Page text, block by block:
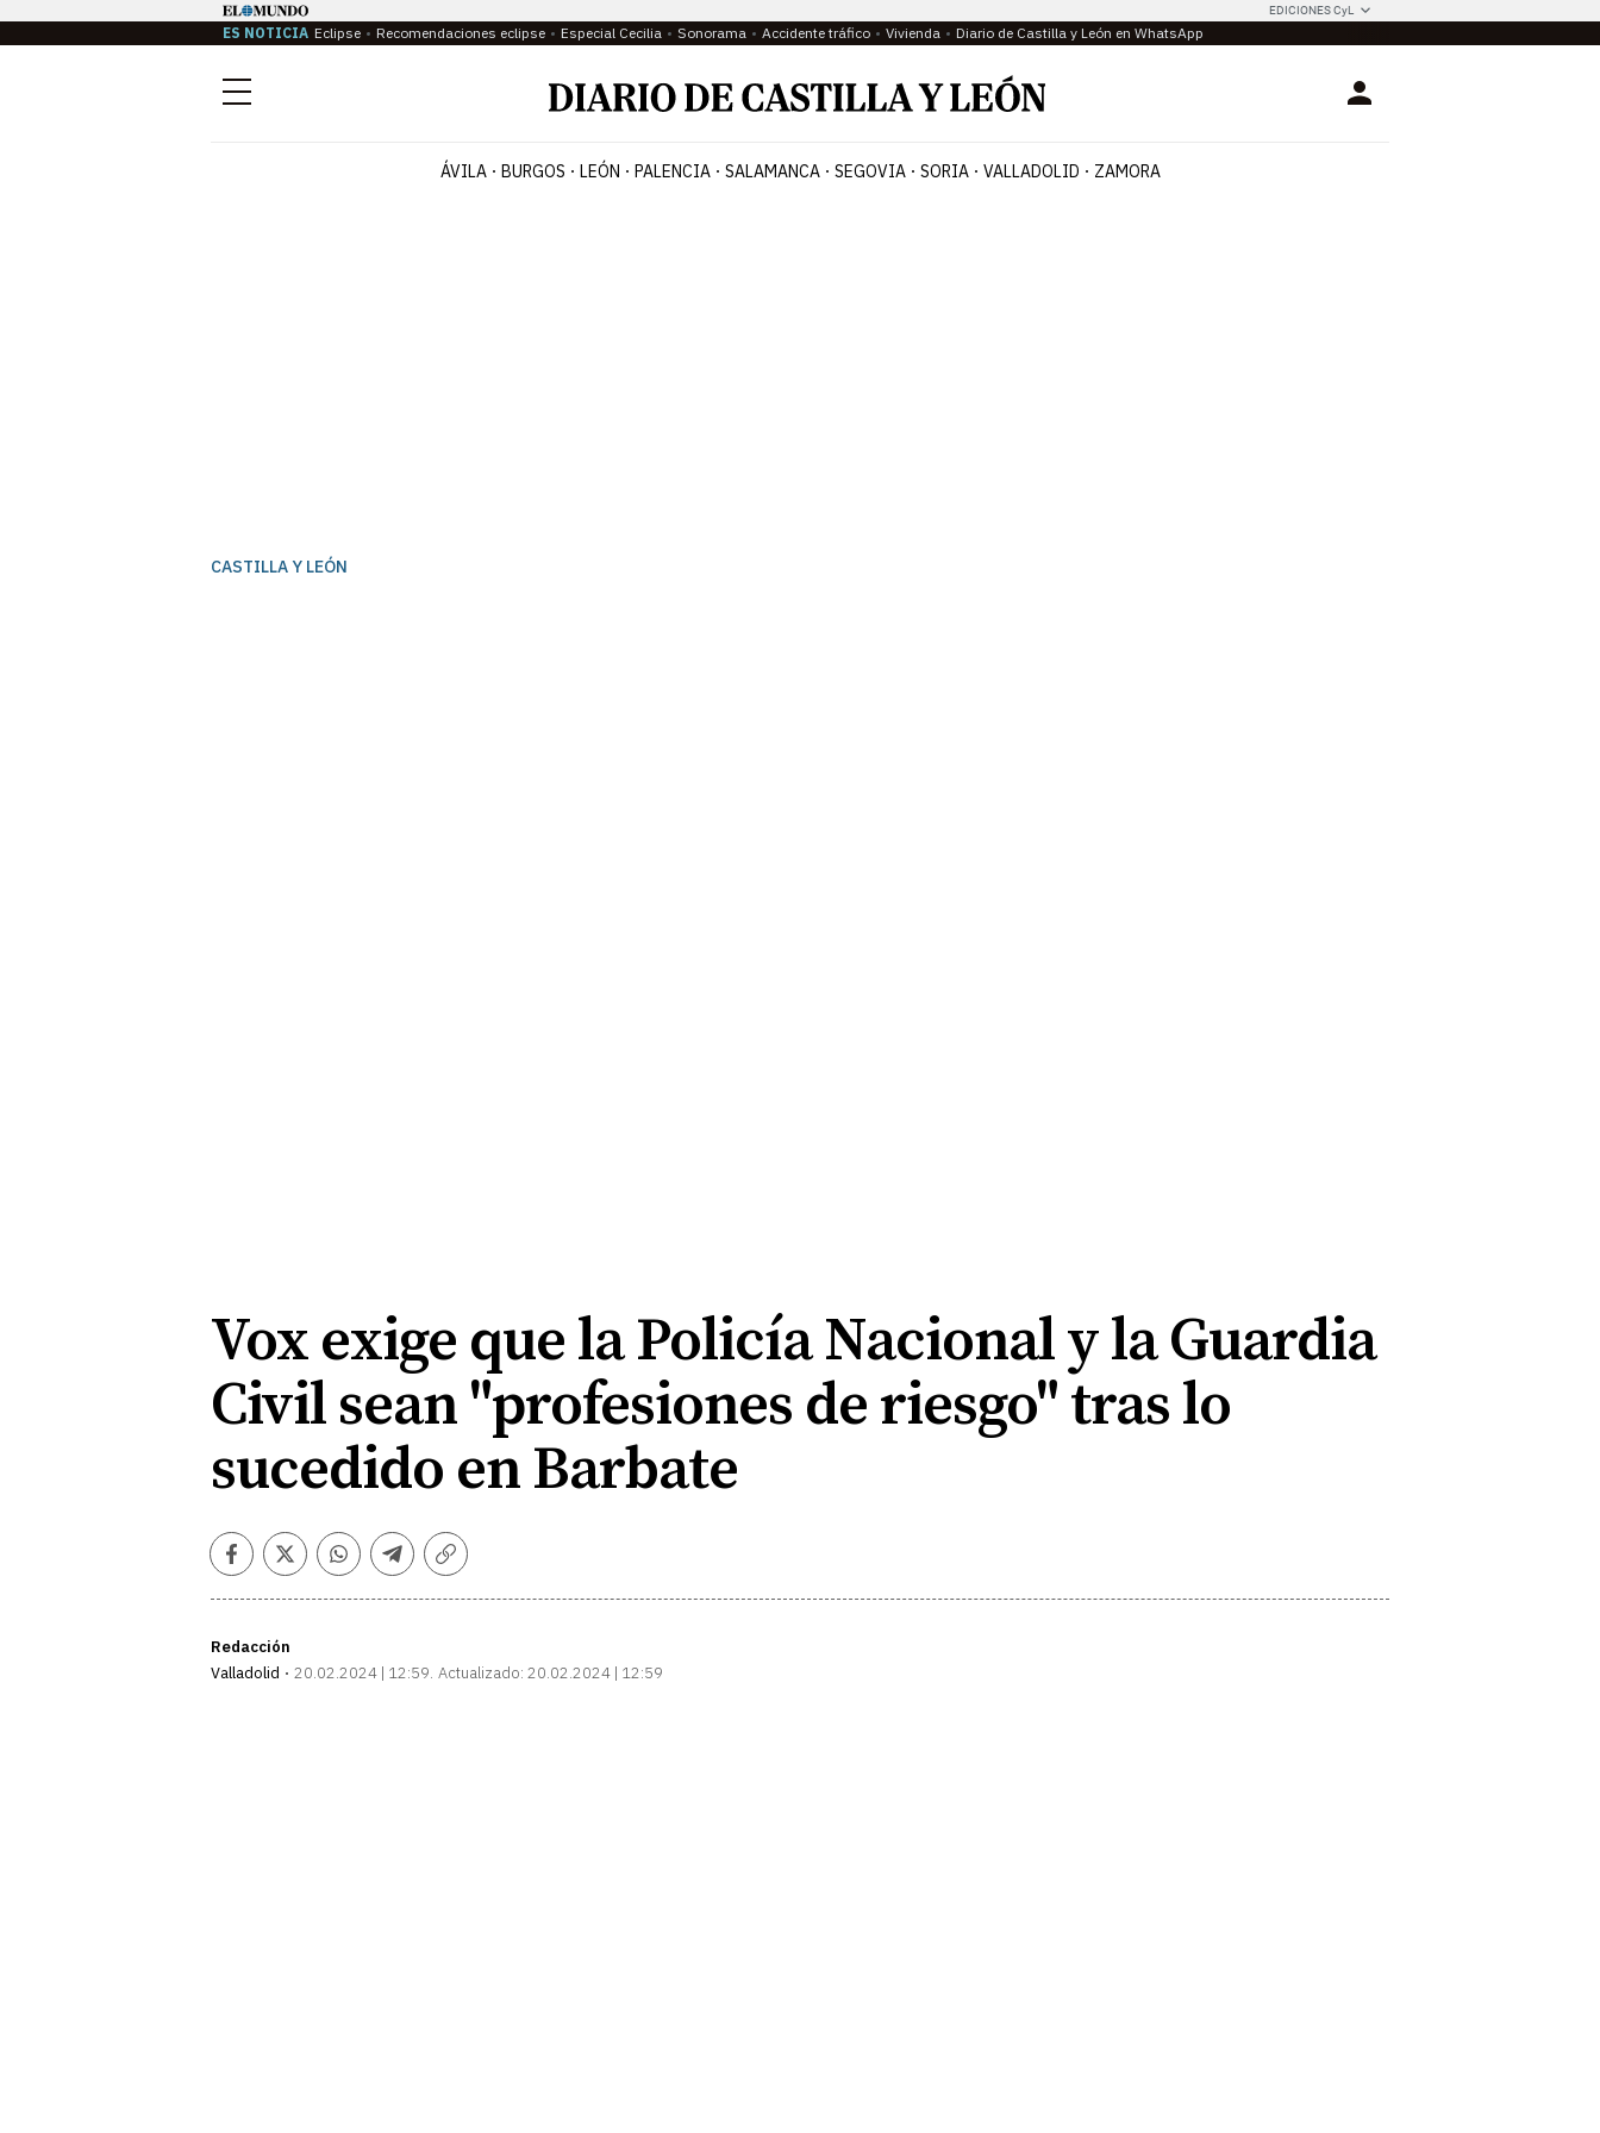
EDICIONES CyL
ES NOTICIA Eclipse Recomendaciones eclipse Especial Cecilia Sonorama Accidente tráfico Vivienda Diario de Castilla y León en WhatsApp
Menú Login
ÁVILA BURGOS LEÓN PALENCIA SALAMANCA SEGOVIA SORIA VALLADOLID ZAMORA
CASTILLA Y LEÓN
Vox exige que la Policía Nacional y la Guardia
Civil sean "profesiones de riesgo" tras lo
sucedido en Barbate
Facebook
TwitterWhatsapp
Telegram
Copiar
Redacción
Valladolid
20.02.2024 | 12:59 Actualizado: 20.02.2024 | 12:59